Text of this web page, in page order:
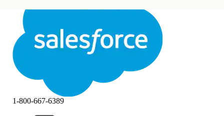
Chiudi Chiudi
1-800-667-6389